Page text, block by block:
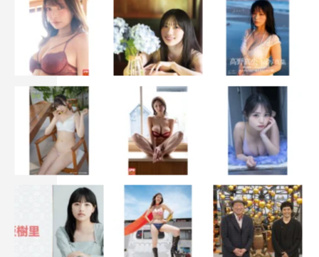
少年忍者（7月19日（水） ～8月9日（水）※全30公演）
Boys 24（8月11日（金・祝） 27日（日）※全
公演）
チケット：一般
8,500円（スタンディング・指定／税込）
特設サイト：https://www.tv-
asahi.co.jp/summerstation/area/jr2023/